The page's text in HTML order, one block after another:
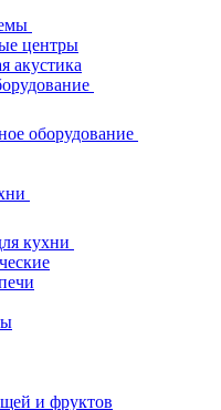
центры
акустика
оборудование
кухни
и фруктов